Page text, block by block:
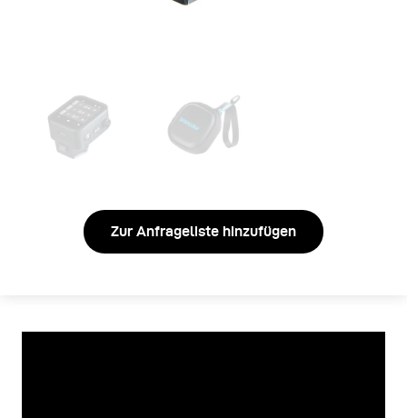
Zur Anfrageliste hinzufügen